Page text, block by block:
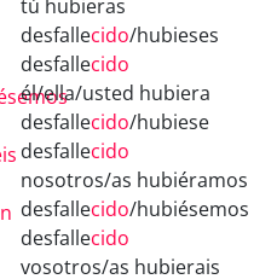
tú hubieras
desfallecido/hubieses
desfallecido
él/ella/usted hubiera
desfallecido/hubiese
desfallecido
nosotros/as hubiéramos
desfallecido/hubiésemos
desfallecido
vosotros/as hubierais